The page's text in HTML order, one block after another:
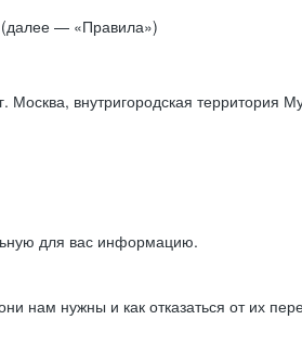
(далее — «Правила»)
внутригородская территория
для вас информацию.
нам нужны и как отказаться от их